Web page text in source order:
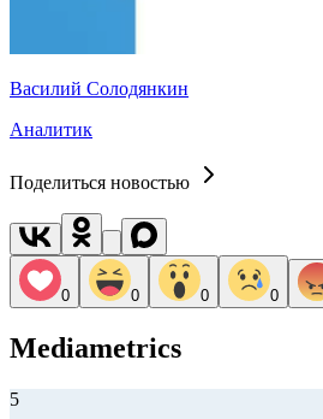
Василий Солодянкин
Аналитик
Поделиться новостью
0 0 0 0
Mediametrics
5